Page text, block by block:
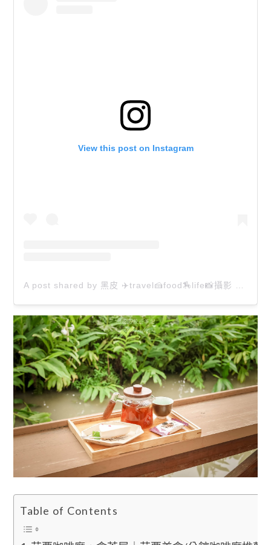
View this post on Instagram
Table of Contents